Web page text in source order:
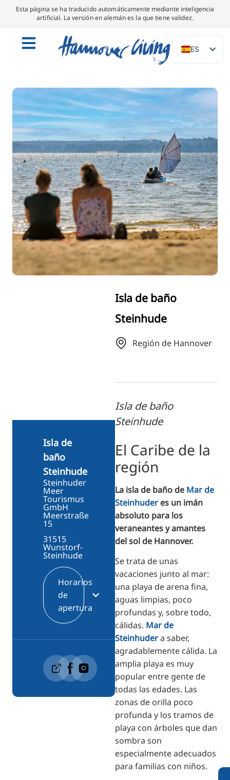
Esta página se ha traducido automáticamente mediante inteligencia
artificial. La versión en alemán es la que tiene validez.
ES
DE
DA
SV
FR
PT
TR
RU
FI
ZH
Isla de baño
Steinhude
Región de Hannover
Isla de baño
Steinhude
El Caribe de la
región
La isla de baño de Mar de
Steinhuder es un imán
absoluto para los
veraneantes y amantes
del sol de Hannover.
Se trata de unas
vacaciones junto al mar:
una playa de arena fina,
aguas limpias, poco
profundas y, sobre todo,
cálidas. Mar de
Steinhudera saber,
agradablemente cálida. La
amplia playa es muy
popular entre gente de
todas las edades. Las
zonas de orilla poco
profunda y los tramos de
playa con árboles que dan
sombra son
especialmente adecuados
para familias con niños.
Isla de
baño
Steinhude
Steinhuder
Meer
Tourismus
GmbH
Meerstraße
15
31515
Wunstorf-
Steinhude
Horarios
de
apertura